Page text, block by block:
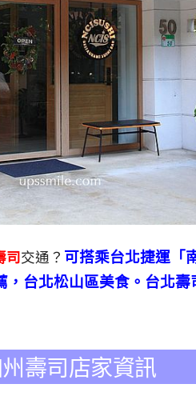
司 交通？ 可搭乘台北捷運「
台北松山區美食。台北壽
壽司店家資訊